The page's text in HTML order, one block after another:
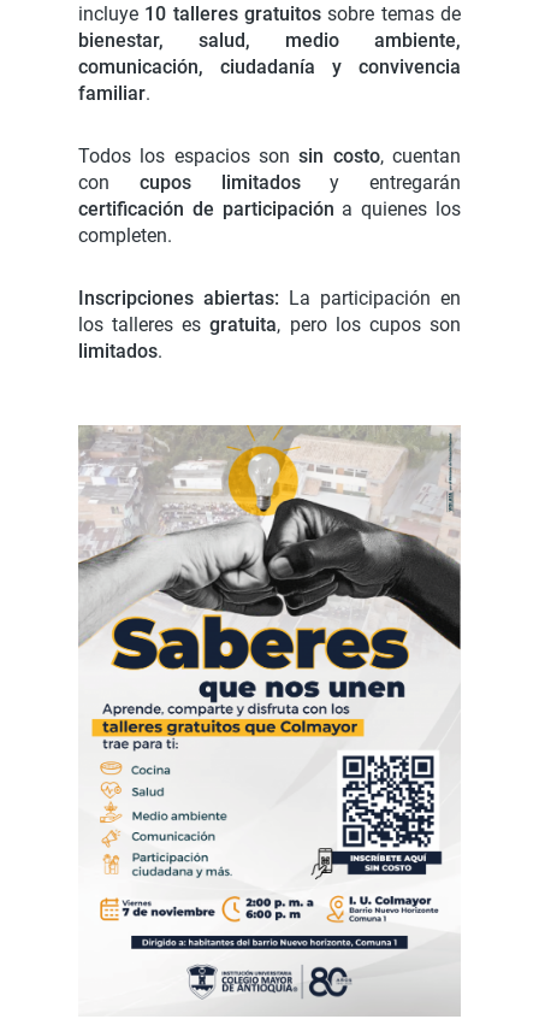
incluye 10 talleres gratuitos sobre temas de
bienestar, salud, medio ambiente,
comunicación, ciudadanía y convivencia
familiar.
Todos los espacios sonsin costo, cuentan
con cupos limitadosy entregarán
certificación de participación a quienes los
completen.
Inscripciones abiertas: La participación en
los talleres esgratuita, pero los cupos son
limitados.